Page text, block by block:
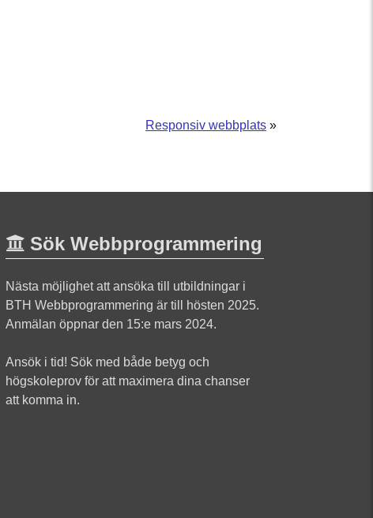
Responsiv webbplats»
Sök Webbprogrammering
Nästa möjlighet att ansöka till utbildningar i
BTH Webbprogrammering är till hösten 2025.
Anmälan öppnar den 15:e mars 2024.
Ansök i tid! Sök med både betyg och
högskoleprov för att maximera dina chanser
att komma in.